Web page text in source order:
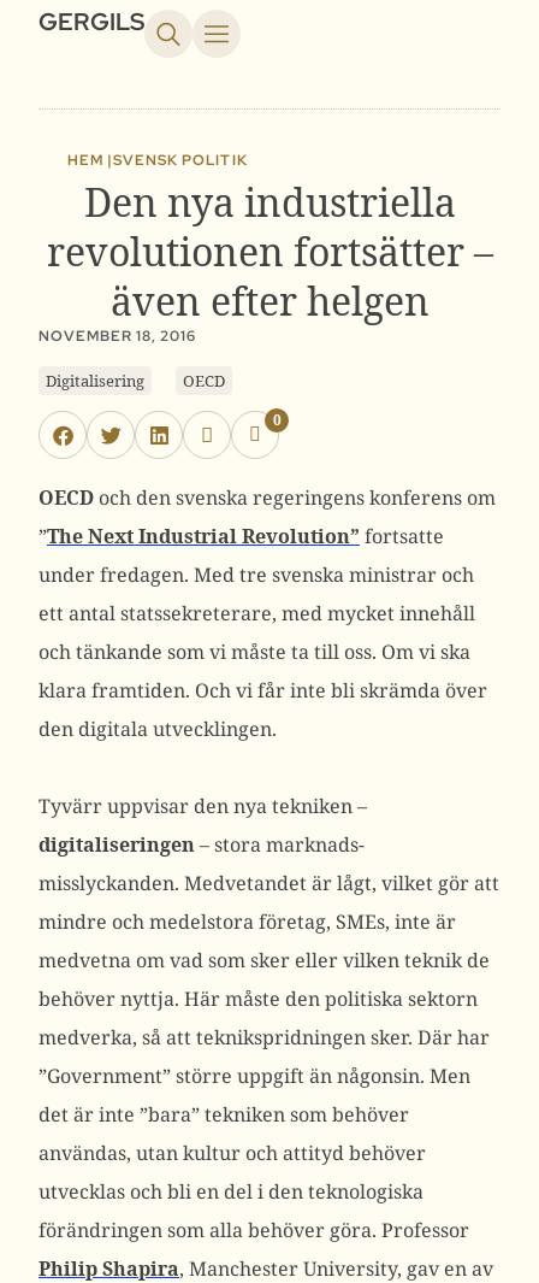
GERGILS
HEM |SVENSK POLITIK
Den nya industriella
revolutionen fortsätter –
även efter helgen
NOVEMBER 18, 2016
Digitalisering OECD
0
OECD och den svenska regeringens konferens om
”The Next Industrial Revolution” fortsatte
under fredagen. Med tre svenska ministrar och
ett antal statssekreterare, med mycket innehåll
och tänkande som vi måste ta till oss. Om vi ska
klara framtiden. Och vi får inte bli skrämda över
den digitala utvecklingen.
Tyvärr uppvisar den nya tekniken –
digitaliseringen– stora marknads-
misslyckanden. Medvetandet är lågt, vilket gör att
mindre och medelstora företag, SMEs, inte är
medvetna om vad som sker eller vilken teknik de
behöver nyttja. Här måste den politiska sektorn
medverka, så att teknikspridningen sker. Där har
”Government” större uppgift än någonsin. Men
det är inte ”bara” tekniken som behöver
användas, utan kultur och attityd behöver
utvecklas och bli en del i den teknologiska
förändringen som alla behöver göra. Professor
Philip Shapira, Manchester University, gav en av